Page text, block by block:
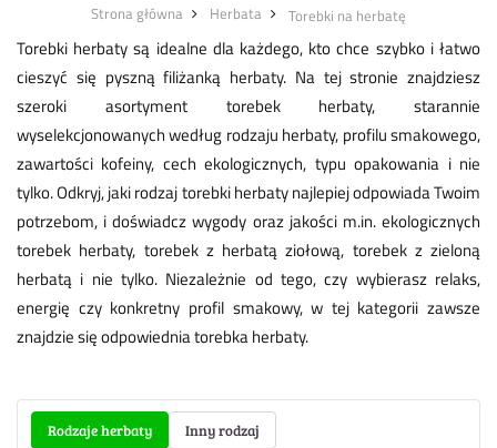
Strona główna Herbata Torebki na herbatę
Torebki herbaty są idealne dla każdego, kto chce szybko i łatwo
cieszyć się pyszną filiżanką herbaty. Na tej stronie znajdziesz
szeroki asortyment torebek herbaty, starannie
wyselekcjonowanych według rodzaju herbaty, profilu smakowego,
zawartości kofeiny, cech ekologicznych, typu opakowania i nie
tylko. Odkryj, jaki rodzaj torebki herbaty najlepiej odpowiada Twoim
potrzebom, i doświadcz wygody oraz jakości m.in. ekologicznych
torebek herbaty, torebek z herbatą ziołową, torebek z zieloną
herbatą i nie tylko. Niezależnie od tego, czy wybierasz relaks,
energię czy konkretny profil smakowy, w tej kategorii zawsze
znajdzie się odpowiednia torebka herbaty.
Rodzaje herbaty Inny rodzaj